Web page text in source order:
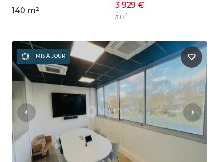
140 m²
3 929 €
/m²
MIS À JOUR